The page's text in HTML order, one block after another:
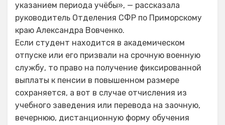
указанием периода учёбы», — рассказала
руководитель Отделения СФР по Приморскому
краю Александра Вовченко.
Если студент находится в академическом
отпуске или его призвали на срочную военную
службу, то право на получение фиксированной
выплаты к пенсии в повышенном размере
сохраняется, а вот в случае отчисления из
учебного заведения или перевода на заочную,
вечернюю, дистанционную форму обучения